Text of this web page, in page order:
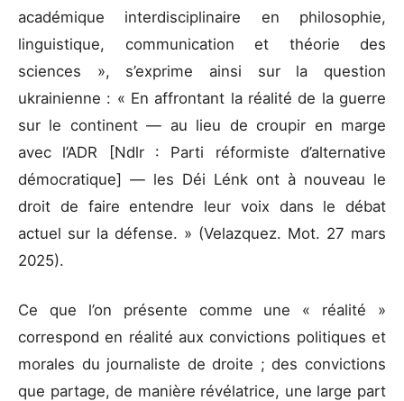
académique interdisciplinaire en philosophie,
linguistique, communication et théorie des
sciences », s’exprime ainsi sur la question
ukrainienne : « En affrontant la réalité de la guerre
sur le continent — au lieu de croupir en marge
avec l’ADR [Ndlr : Parti réformiste d’alternative
démocratique] — les Déi Lénk ont à nouveau le
droit de faire entendre leur voix dans le débat
actuel sur la défense. » (Velazquez. Mot. 27 mars
2025).
Ce que l’on présente comme une « réalité »
correspond en réalité aux convictions politiques et
morales du journaliste de droite ; des convictions
que partage, de manière révélatrice, une large part